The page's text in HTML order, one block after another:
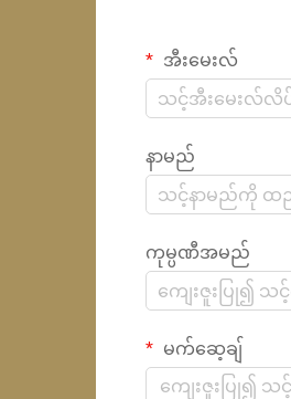
အီးမေးလ်
နာမည်
ကုမ္ပဏီအမည်
မက်ဆေ့ချ်